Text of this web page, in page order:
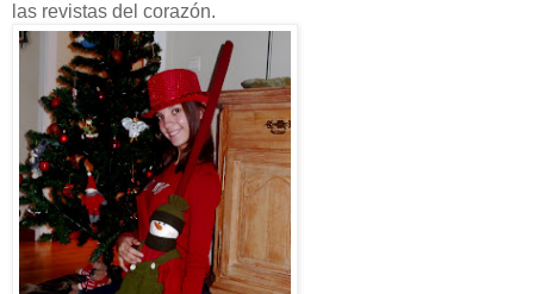
las revistas del corazón.